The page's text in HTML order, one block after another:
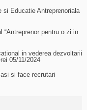
si Educatie Antreprenoriala
“Antreprenor pentru o zi in
in vederea dezvoltarii
05/11/2024
si face recrutari